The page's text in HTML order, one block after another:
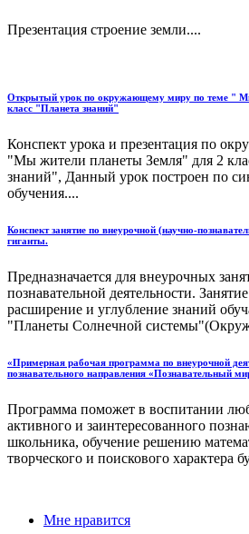
Презентация строение земли....
Открытый урок по окружающему миру по теме "
класс "Планета знаний"
Конспект урока и презентация по
"Мы жители планеты Земля" для 2
знаний", Данный урок построен по
обучения....
Конспект занятие по внеурочной (научно-
гиганты.
Предназначается для внеурочных
познавательной деятельности.
расширение и углубление знаний
"Планеты Солнечной
«Примерная рабочая программа по внеурочной
познавательного направления «Познавательный
Программа поможет в воспитании
активного и заинтересованного
школьника, обучение решению
творческого и поискового характера
Мне нравится